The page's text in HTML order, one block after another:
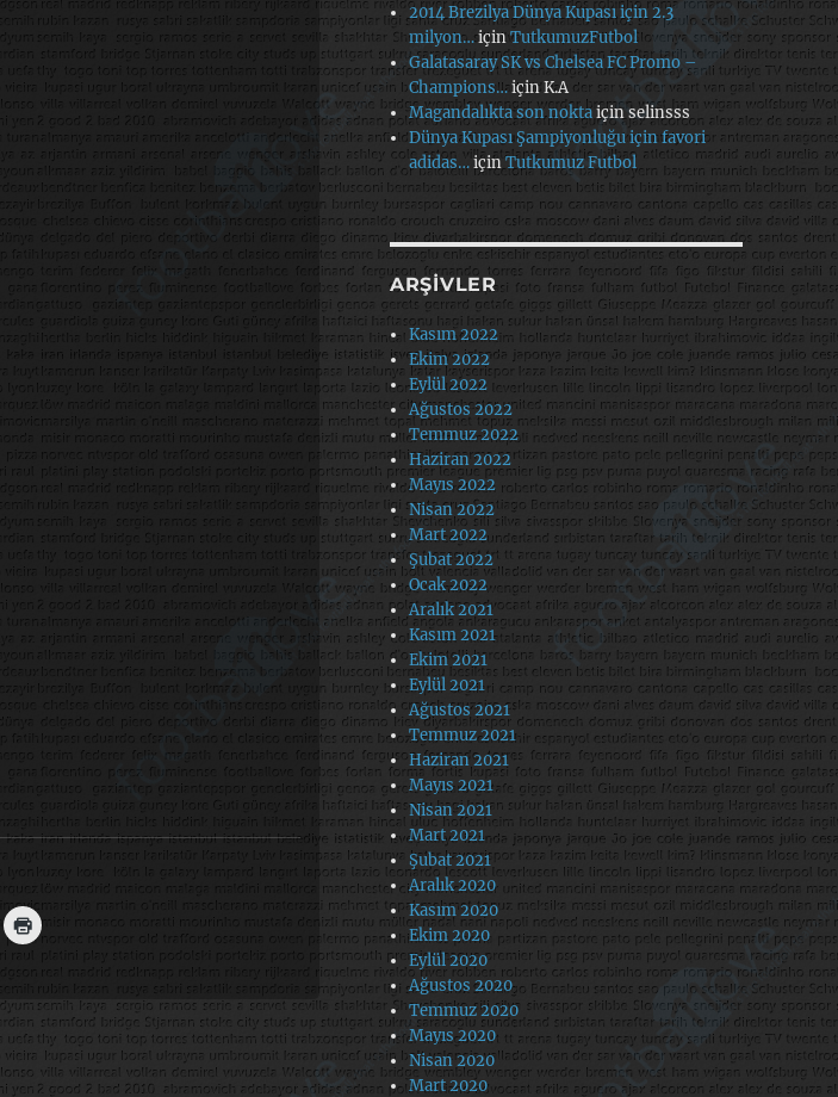
2014 Brezilya Dünya Kupası için 2.3
milyon…içinTutkumuzFutbol
Galatasaray SK vs Chelsea FC Promo –
Champions…içinK.A
Magandalıkta son noktaiçinselinsss
Dünya Kupası Şampiyonluğu için favori
adidas…içinTutkumuz Futbol
ARŞIVLER
Kasım 2022
Ekim 2022
Eylül 2022
Ağustos 2022
Temmuz 2022
Haziran 2022
Mayıs 2022
Nisan 2022
Mart 2022
Şubat 2022
Ocak 2022
Aralık 2021
Kasım 2021
Ekim 2021
Eylül 2021
Ağustos 2021
Temmuz 2021
Haziran 2021
Mayıs 2021
Nisan 2021
Mart 2021
Şubat 2021
Aralık 2020
Kasım 2020
Ekim 2020
Eylül 2020
Ağustos 2020
Temmuz 2020
Mayıs 2020
Nisan 2020
Mart 2020